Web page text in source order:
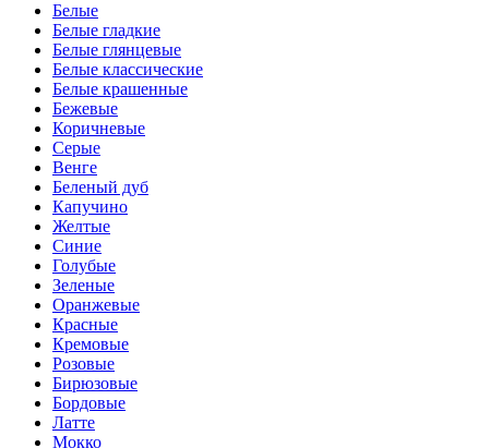
Белые
Белые гладкие
Белые глянцевые
Белые классические
Белые крашенные
Бежевые
Коричневые
Серые
Венге
Беленый дуб
Капучино
Желтые
Синие
Голубые
Зеленые
Оранжевые
Красные
Кремовые
Розовые
Бирюзовые
Бордовые
Латте
Мокко